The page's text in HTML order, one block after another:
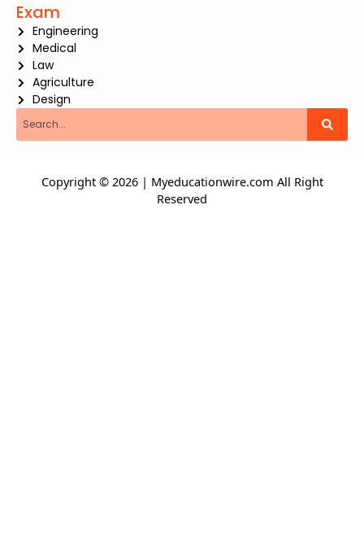
Exam
Engineering
Medical
Law
Agriculture
Design
Copyright © 2026 | Myeducationwire.com All Right
Reserved